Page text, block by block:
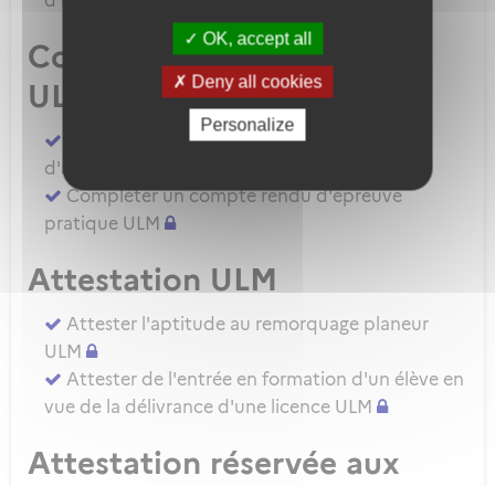
OK, accept all
Deny all cookies
Personalize
Compte rendu d’épreuve
ULM
Compléter un compte rendu d'épreuve
d'aptitude pratique instructeur IULM.
Compléter un compte rendu d'épreuve
pratique ULM
Attestation ULM
Attester l'aptitude au remorquage planeur
ULM
Attester de l'entrée en formation d'un élève en
vue de la délivrance d'une licence ULM
Attestation réservée aux